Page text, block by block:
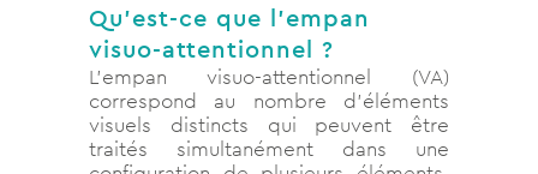
Qu’est-ce que l’empan
visuo-attentionnel ?
L’empan visuo-attentionnel (VA)
correspond au nombre d’éléments
visuels distincts qui peuvent être
traités simultanément dans une